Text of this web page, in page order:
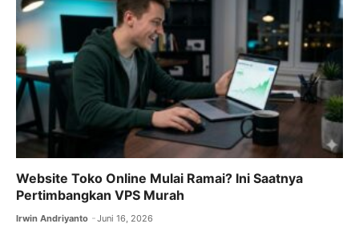
Website Toko Online Mulai Ramai? Ini Saatnya
Pertimbangkan VPS Murah
Irwin Andriyanto Juni 16, 2026